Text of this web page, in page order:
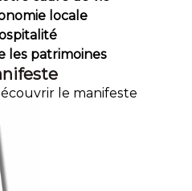
locale
les patrimoines
le manifeste